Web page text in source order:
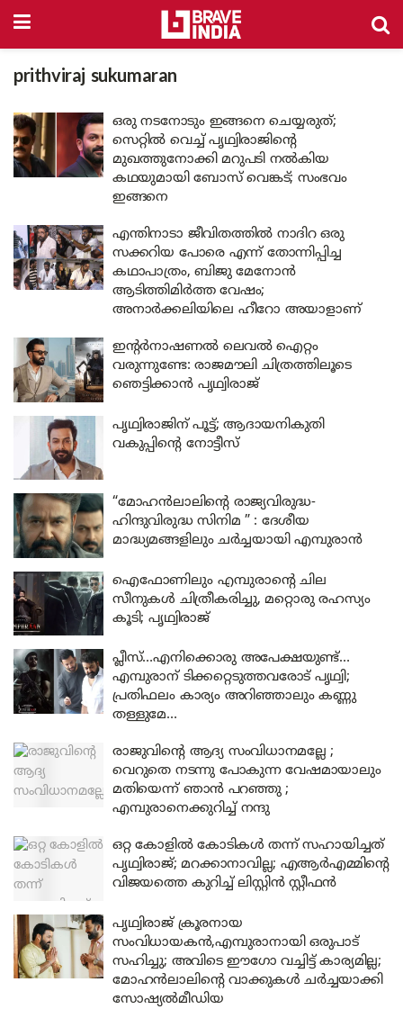
prithviraj sukumaran
ഒരു നടനോടും ഇങ്ങനെ ചെയ്യരുത്;
സെറ്റിൽ വെച്ച് പൃഥ്വിരാജിന്റെ
മുഖത്തുനോക്കി മറുപടി നൽകിയ
കഥയുമായി ബോസ് വെങ്കട്; സംഭവം
ഇങ്ങനെ
എന്തിനാടാ ജീവിതത്തിൽ നാദിറ ഒരു
സക്കറിയ പോരെ എന്ന് തോന്നിപ്പിച്ച
കഥാപാത്രം, ബിജു മേനോൻ
ആടിത്തിമിർത്ത വേഷം;
അനാർക്കലിയിലെ ഹീറോ അയാളാണ്
ഇന്റർനാഷണൽ ലെവൽ ഐറ്റം
വരുന്നുണ്ടേ: രാജമൗലി ചിത്രത്തിലൂടെ
ഞെട്ടിക്കാൻ പൃഥ്വിരാജ്
പൃഥ്വിരാജിന് പൂട്ട്; ആദായനികുതി
വകുപ്പിന്റെ നോട്ടീസ്
“മോഹൻലാലിന്റെ രാജ്യവിരുദ്ധ-
ഹിന്ദുവിരുദ്ധ സിനിമ ” : ദേശീയ
മാദ്ധ്യമങ്ങളിലും ചർച്ചയായി എമ്പുരാൻ
ഐഫോണിലും എമ്പുരാന്റെ ചില
സീനുകൾ ചിത്രീകരിച്ചു, മറ്റൊരു രഹസ്യം
കൂടി; പൃഥ്വിരാജ്
പ്ലീസ്…എനിക്കൊരു അപേക്ഷയുണ്ട്…
എമ്പുരാന് ടിക്കറ്റെടുത്തവരോട് പൃഥ്വി;
പ്രതിഫലം കാര്യം അറിഞ്ഞാലും കണ്ണു
തള്ളുമേ…
രാജുവിന്റെ ആദ്യ സംവിധാനമല്ലേ ;
വെറുതെ നടന്നു പോകുന്ന വേഷമായാലും
മതിയെന്ന് ഞാന്‍ പറഞ്ഞു ;
എമ്പുരാനെക്കുറിച്ച് നന്ദു
ഒറ്റ കോളിൽ കോടികൾ തന്ന് സഹായിച്ചത്
പൃഥ്വിരാജ്; മറക്കാനാവില്ല; എആർഎമ്മിന്റെ
വിജയത്തെ കുറിച്ച് ലിസ്റ്റിൻ സ്റ്റീഫൻ
പൃഥ്വിരാജ് ക്രൂരനായ
സംവിധായകൻ,എമ്പുരാനായി ഒരുപാട്
സഹിച്ചു; അവിടെ ഈഗോ വച്ചിട്ട് കാര്യമില്ല;
മോഹൻലാലിന്റെ വാക്കുകൾ ചർച്ചയാക്കി
സോഷ്യൽമീഡിയ